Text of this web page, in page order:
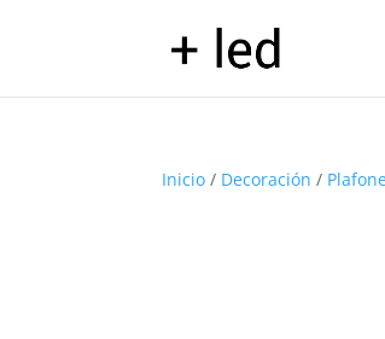
Inicio / Decoración /